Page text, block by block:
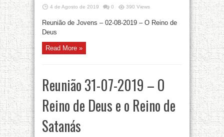
4 de Agosto de 2019 0 390 Views
Reunião de Jovens – 02-08-2019 – O Reino de
Deus
Read More »
Reunião 31-07-2019 – O
Reino de Deus e o Reino de
Satanás